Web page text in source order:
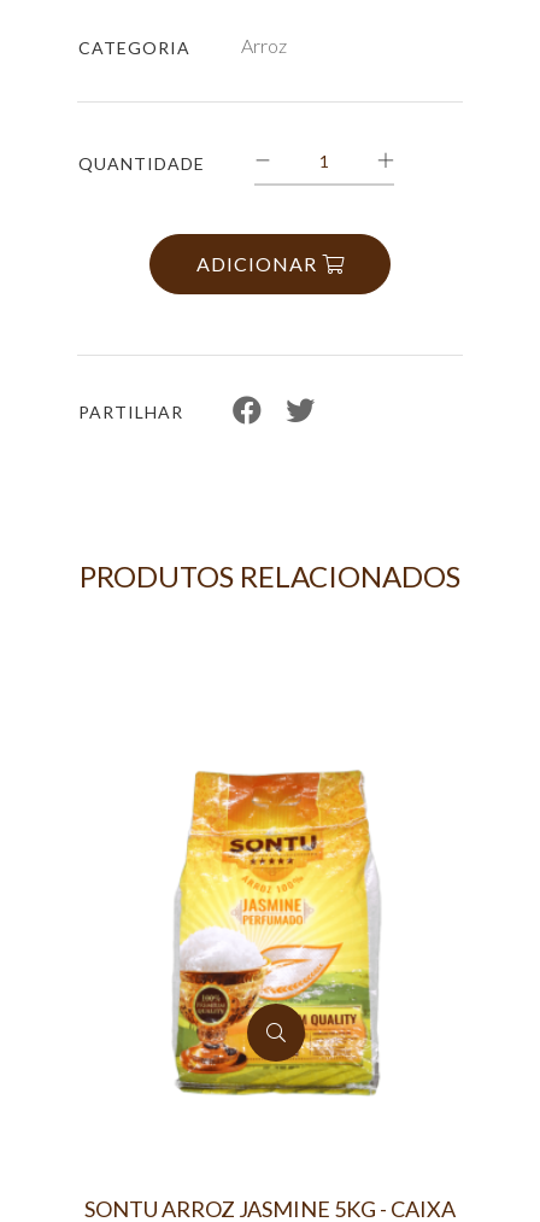
CATEGORIA Arroz
QUANTIDADE
ADICIONAR
PARTILHAR
PRODUTOS RELACIONADOS
SONTU ARROZ JASMINE 5KG - CAIXA